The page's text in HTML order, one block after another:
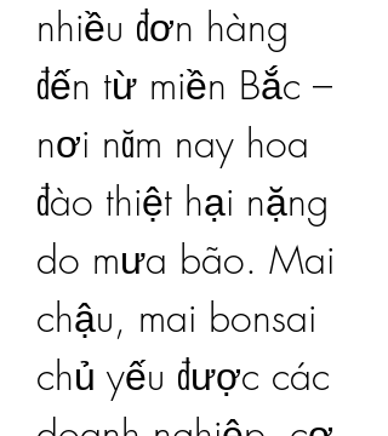
nhiều đơn hàng
đến từ miền Bắc –
nơi năm nay hoa
đào thiệt hại nặng
do mưa bão. Mai
chậu, mai bonsai
chủ yếu được các